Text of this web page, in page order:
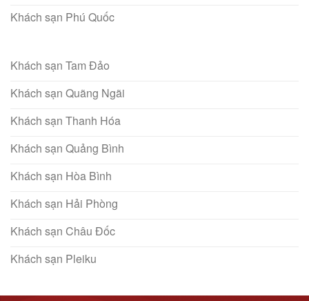
Khách sạn Phú Quốc
Khách sạn Tam Đảo
Khách sạn Quãng Ngãi
Khách sạn Thanh Hóa
Khách sạn Quảng Bình
Khách sạn Hòa Bình
Khách sạn Hải Phòng
Khách sạn Châu Đốc
Khách sạn Pleiku